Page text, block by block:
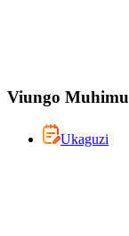
Viungo Muhimu
Ukaguzi